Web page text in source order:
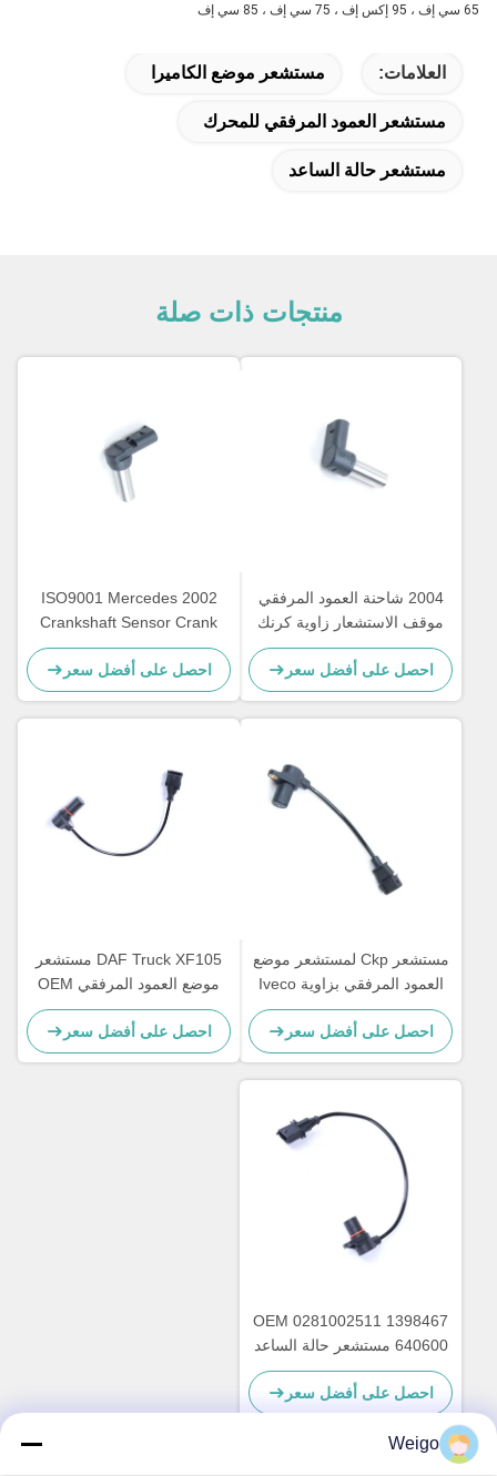
65 سي إف ، 95 إكس إف ، 75 سي إف ، 85 سي إف
العلامات: مستشعر موضع الكاميرا
مستشعر العمود المرفقي للمحرك
مستشعر حالة الساعد
منتجات ذات صلة
2004 شاحنة العمود المرفقي
موقف الاستشعار زاوية كرنك
لمرسيدس بنز 0011533120
احصل على أفضل سعر
2002 ISO9001 Mercedes
Crankshaft Sensor Crank
0011532120 A0011532120
احصل على أفضل سعر
مستشعر Ckp لمستشعر موضع
العمود المرفقي بزاوية Iveco
500306772 82017874
162916
احصل على أفضل سعر
DAF Truck XF105 مستشعر
موضع العمود المرفقي OEM
0281002676 1607436
احصل على أفضل سعر
OEM 0281002511 1398467
640600 مستشعر حالة الساعد
زاوية العمود المرفقي لـ CF85
XF95 DAF
احصل على أفضل سعر
Weigo